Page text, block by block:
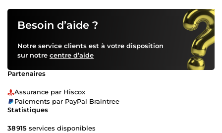
Besoin d’aide ?
Notre service clients est à votre disposition
sur notre centre d’aide
Partenaires
Assurance par Hiscox
Paiements par PayPal Braintree
Statistiques
38 915 services disponibles